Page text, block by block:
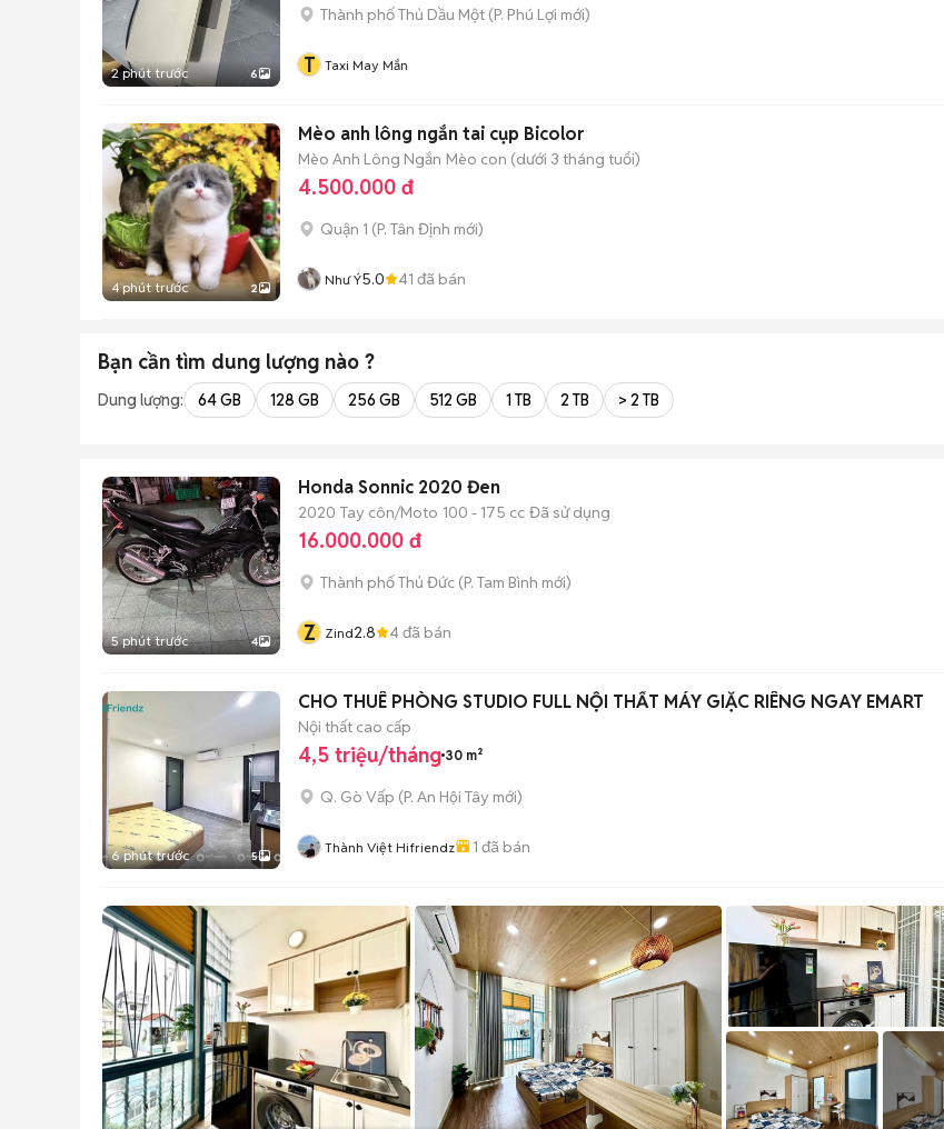
2 phút trước 6
Thành phố Thủ Dầu Một (P. Phú Lợi mới)
T Taxi May Mắn
4 phút trước 2
Mèo anh lông ngắn tai cụp Bicolor
Mèo Anh Lông Ngắn Mèo con (dưới 3 tháng tuổi)
4.500.000 đ
Quận 1 (P. Tân Định mới)
Như Ý5.0 41 đã bán
Bạn cần tìm dung lượng nào ?
Dung lượng: 64 GB 128 GB 256 GB 512 GB 1 TB 2 TB > 2 TB
5 phút trước 4
Honda Sonnic 2020 Đen
2020 Tay côn/Moto 100 - 175 cc Đã sử dụng
16.000.000 đ
Thành phố Thủ Đức (P. Tam Bình mới)
Z Zind2.8 4đã bán
6 phút trước 5
CHO THUÊ PHÒNG STUDIO FULL NỘI THẤT MÁY GIẶC RIÊNG NGAY EMART
Nội thất cao cấp
4,5 triệu/tháng 30 m²
Q. Gò Vấp (P. An Hội Tây mới)
Thành Việt Hifriendz 1 đã bán